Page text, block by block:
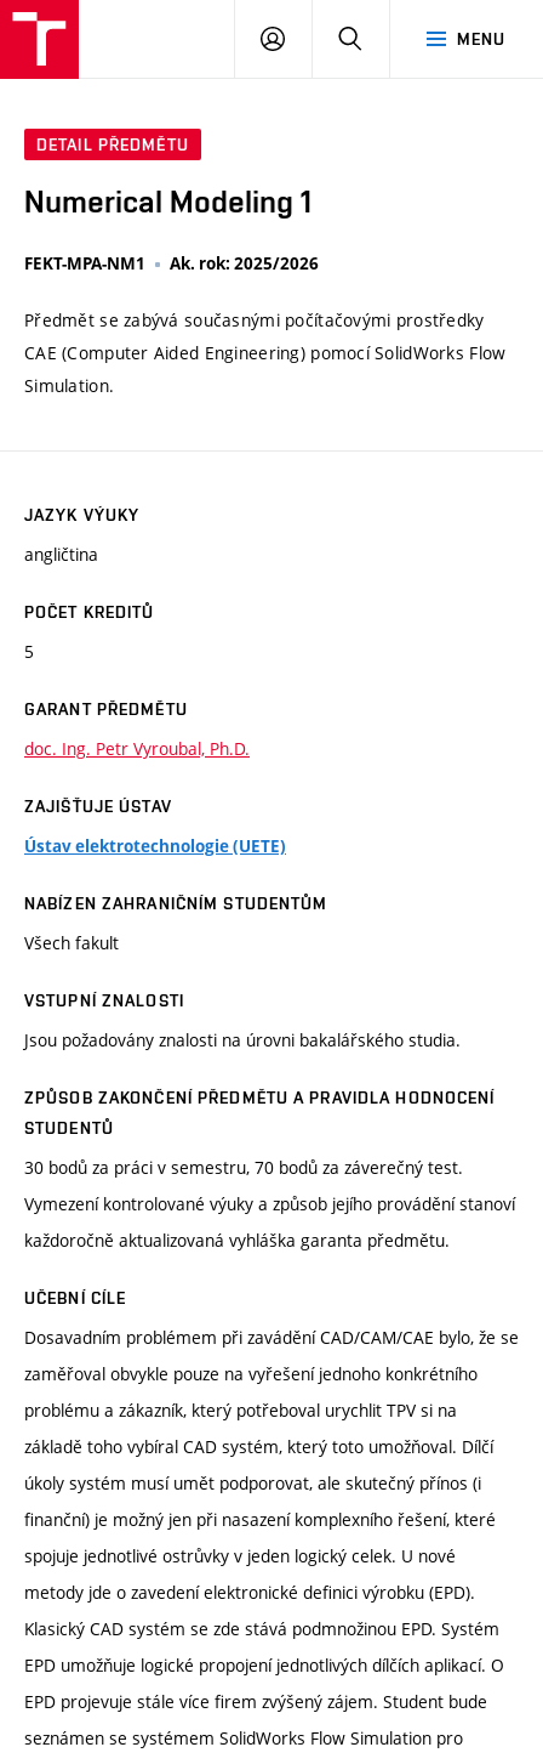
MENU
PŘIHLÁSIT
DETAIL PŘEDMĚTU
Numerical Modeling 1
FEKT-MPA-NM1 Ak. rok: 2025/2026
Předmět se zabývá současnými počítačovými prostředky
CAE (Computer Aided Engineering) pomocí SolidWorks Flow
Simulation.
JAZYK VÝUKY
angličtina
POČET KREDITŮ
5
GARANT PŘEDMĚTU
doc. Ing. Petr Vyroubal, Ph.D.
ZAJIŠŤUJE ÚSTAV
Ústav elektrotechnologie (UETE)
NABÍZEN ZAHRANIČNÍM STUDENTŮM
Všech fakult
VSTUPNÍ ZNALOSTI
Jsou požadovány znalosti na úrovni bakalářského studia.
ZPŮSOB ZAKONČENÍ PŘEDMĚTU A PRAVIDLA HODNOCENÍ
STUDENTŮ
30 bodů za práci v semestru, 70 bodů za záverečný test.
Vymezení kontrolované výuky a způsob jejího provádění stanoví
každoročně aktualizovaná vyhláška garanta předmětu.
UČEBNÍ CÍLE
Dosavadním problémem při zavádění CAD/CAM/CAE bylo, že se
zaměřoval obvykle pouze na vyřešení jednoho konkrétního
problému a zákazník, který potřeboval urychlit TPV si na
základě toho vybíral CAD systém, který toto umožňoval. Dílčí
úkoly systém musí umět podporovat, ale skutečný přínos (i
finanční) je možný jen při nasazení komplexního řešení, které
spojuje jednotlivé ostrůvky v jeden logický celek. U nové
metody jde o zavedení elektronické definici výrobku (EPD).
Klasický CAD systém se zde stává podmnožinou EPD. Systém
EPD umožňuje logické propojení jednotlivých dílčích aplikací. O
EPD projevuje stále více firem zvýšený zájem. Student bude
seznámen se systémem SolidWorks Flow Simulation pro